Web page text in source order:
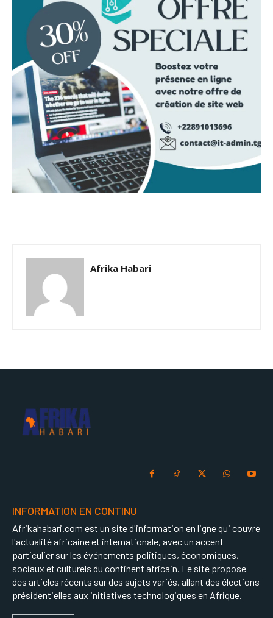
Afrika Habari
INFORMATION EN CONTINU
Afrikahabari.com est un site d'information en ligne qui couvre
l'actualité africaine et internationale, avec un accent
particulier sur les événements politiques, économiques,
sociaux et culturels du continent africain. Le site propose
des articles récents sur des sujets variés, allant des élections
présidentielles aux initiatives technologiques en Afrique.